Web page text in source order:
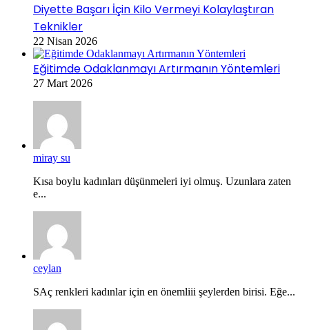
Diyette Başarı İçin Kilo Vermeyi Kolaylaştıran
Teknikler
22 Nisan 2026
Eğitimde Odaklanmayı Artırmanın Yöntemleri
27 Mart 2026
miray su
Kısa boylu kadınları düşünmeleri iyi olmuş. Uzunlara zaten
e...
ceylan
SAç renkleri kadınlar için en önemliii şeylerden birisi. Eğe...